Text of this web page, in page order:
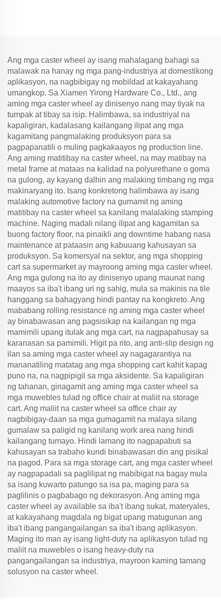
Ang mga caster wheel ay isang mahalagang bahagi sa
malawak na hanay ng mga pang-industriya at domestikong
aplikasyon, na nagbibigay ng mobildad at kakayahang
umangkop. Sa Xiamen Yirong Hardware Co., Ltd., ang
aming mga caster wheel ay dinisenyo nang may tiyak na
tumpak at tibay sa isip. Halimbawa, sa industriyal na
kapaligiran, kadalasang kailangang ilipat ang mga
kagamitang pangmalaking produksyon para sa
pagpapanatili o muling pagkakaayos ng production line.
Ang aming matitibay na caster wheel, na may matibay na
metal frame at mataas na kalidad na polyurethane o goma
na gulong, ay kayang dalhin ang malaking timbang ng mga
makinaryang ito. Isang konkretong halimbawa ay isang
malaking automotive factory na gumamit ng aming
matitibay na caster wheel sa kanilang malalaking stamping
machine. Naging madali nilang ilipat ang kagamitan sa
buong factory floor, na pinaikli ang downtime habang nasa
maintenance at pataasin ang kabuuang kahusayan sa
produksyon. Sa komersyal na sektor, ang mga shopping
cart sa supermarket ay mayroong aming mga caster wheel.
Ang mga gulong na ito ay dinisenyo upang maunat nang
maayos sa iba't ibang uri ng sahig, mula sa makinis na tile
hanggang sa bahagyang hindi pantay na kongkreto. Ang
mababang rolling resistance ng aming mga caster wheel
ay binabawasan ang pagsisikap na kailangan ng mga
mamimili upang itulak ang mga cart, na nagpapahusay sa
karanasan sa pamimili. Higit pa rito, ang anti-slip design ng
ilan sa aming mga caster wheel ay nagagarantiya na
mananatiling matatag ang mga shopping cart kahit kapag
puno na, na nagpipigil sa mga aksidente. Sa kapaligiran
ng tahanan, ginagamit ang aming mga caster wheel sa
mga muwebles tulad ng office chair at maliit na storage
cart. Ang maliit na caster wheel sa office chair ay
nagbibigay-daan sa mga gumagamit na malaya silang
gumalaw sa paligid ng kanilang work area nang hindi
kailangang tumayo. Hindi lamang ito nagpapabuti sa
kahusayan sa trabaho kundi binabawasan din ang pisikal
na pagod. Para sa mga storage cart, ang mga caster wheel
ay nagpapadali sa paglilipat ng mabibigat na bagay mula
sa isang kuwarto patungo sa isa pa, maging para sa
paglilinis o pagbabago ng dekorasyon. Ang aming mga
caster wheel ay available sa iba't ibang sukat, materyales,
at kakayahang magdala ng bigat upang matugunan ang
iba't ibang pangangailangan sa iba't ibang aplikasyon.
Maging ito man ay isang light-duty na aplikasyon tulad ng
maliit na muwebles o isang heavy-duty na
pangangailangan sa industriya, mayroon kaming tamang
solusyon na caster wheel.